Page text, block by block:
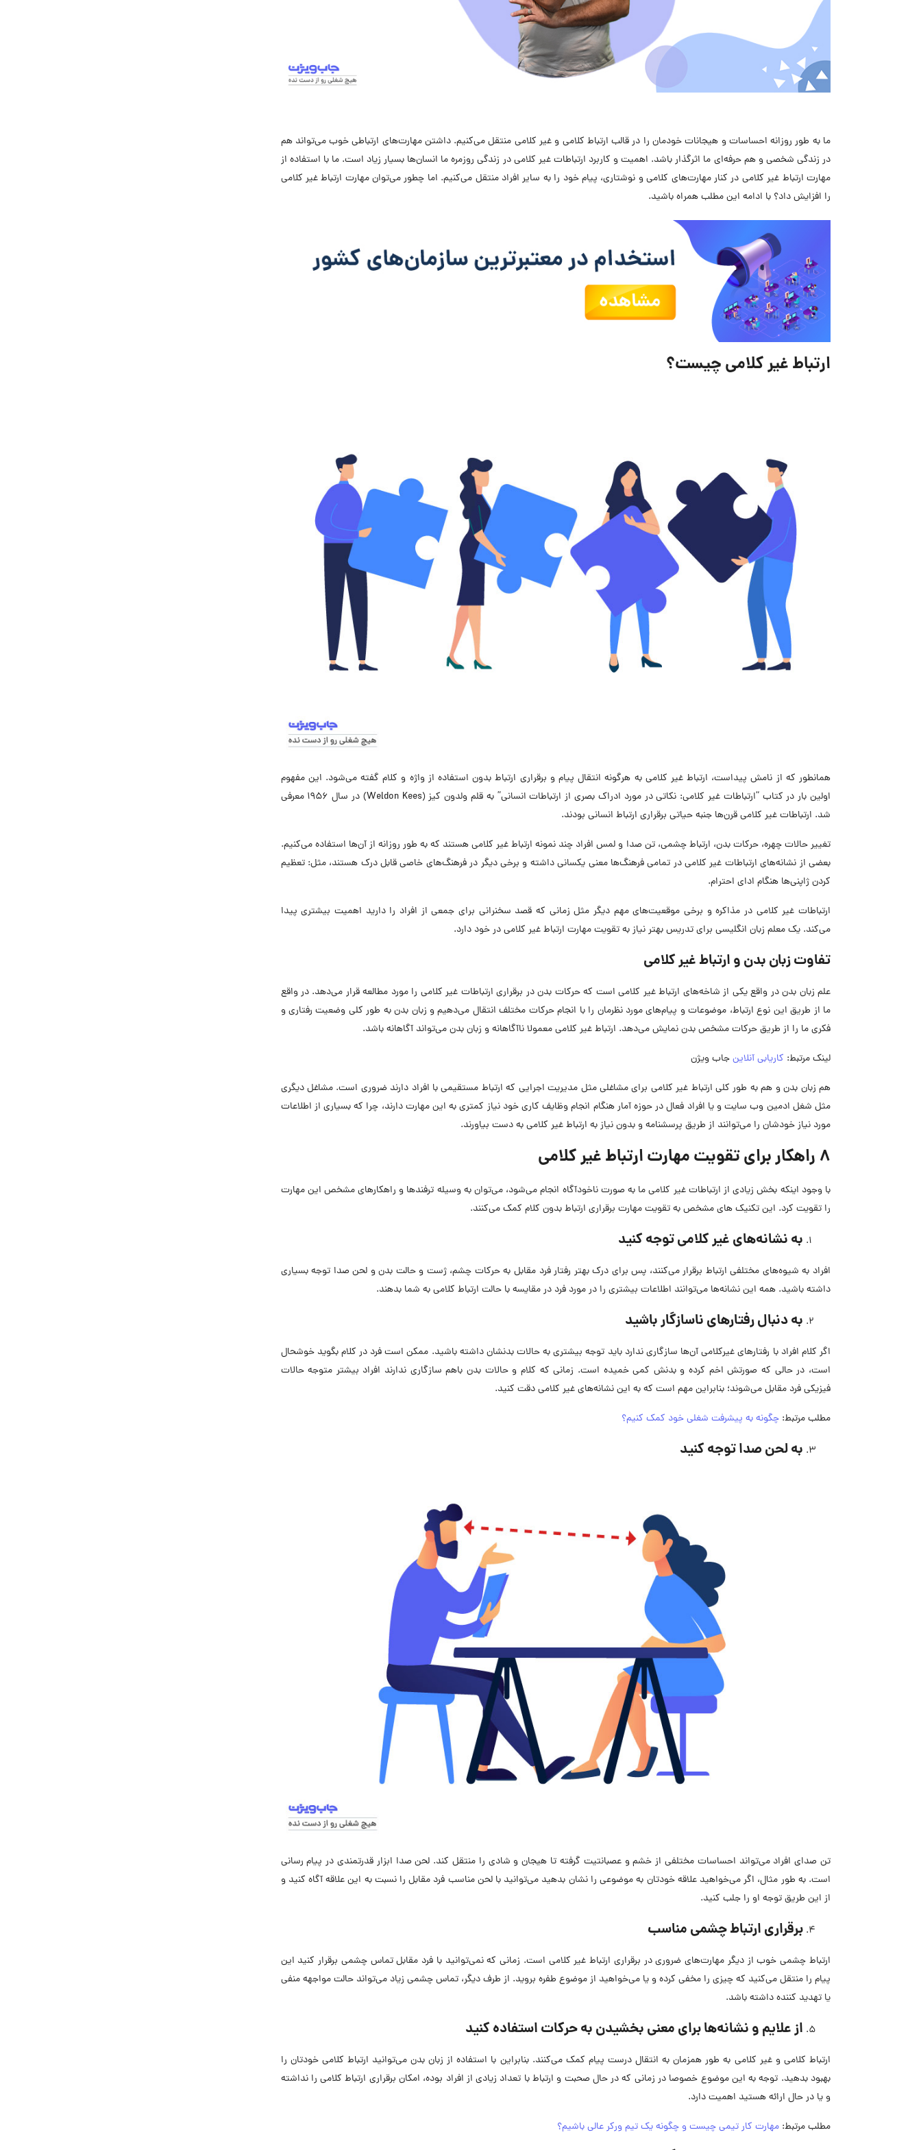
ما به طور روزانه احساسات و هیجانات خودمان را در قالب ارتباط کلامی و غیر کلامی منتقل می‌کنیم. داشتن مهارت‌های ارتباطی خوب می‌تواند هم
در زندگی شخصی و هم حرفه‌ای ما اثرگذار باشد. اهمیت و کاربرد ارتباطات غیر کلامی در زندگی روزمره ما انسان‌ها بسیار زیاد است. ما با استفاده از
مهارت ارتباط غیر کلامی در کنار مهارت‌های کلامی و نوشتاری، پیام خود را به سایر افراد منتقل می‌کنیم. اما چطور می‌توان مهارت ارتباط غیر کلامی
را افزایش داد؟ با ادامه این مطلب همراه باشید.
ارتباط غیر کلامی چیست؟
همانطور که از نامش پیداست، ارتباط غیر کلامی به هرگونه انتقال پیام و برقراری ارتباط بدون استفاده از واژه‌ و کلام گفته می‌شود. این مفهوم
اولین بار در کتاب “ارتباطات غیر کلامی: نکاتی در مورد ادراک بصری از ارتباطات انسانی” به قلم ولدون کیز (Weldon Kees) در سال 1956 معرفی
شد. ارتباطات غیر کلامی قرن‌ها جنبه حیاتی برقراری ارتباط انسانی بودند.
تغییر حالات چهره، حرکات بدن، ارتباط چشمی، تن صدا و لمس افراد چند نمونه ارتباط غیر کلامی هستند که به طور روزانه از آن‌ها استفاده می‌کنیم.
بعضی از نشانه‌های ارتباطات غیر کلامی در تمامی فرهنگ‌ها معنی یکسانی داشته و برخی دیگر در فرهنگ‌های خاصی قابل درک هستند، مثل: تعظیم
کردن ژاپنی‌ها هنگام ادای احترام.
ارتباطات غیر کلامی در مذاکره و برخی موقعیت‌های مهم دیگر مثل زمانی که قصد سخنرانی برای جمعی از افراد را دارید اهمیت بیشتری پیدا
می‌کند. یک معلم زبان انگلیسی برای تدریس بهتر نیاز به تقویت مهارت ارتباط غیر کلامی در خود دارد.
تفاوت زبان بدن و ارتباط غیر کلامی
علم زبان بدن در واقع یکی از شاخه‌های ارتباط غیر کلامی است که حرکات بدن در برقراری ارتباطات غیر کلامی را مورد مطالعه قرار می‌دهد. در واقع
ما از طریق این نوع ارتباط، موضوعات و پیام‌های مورد نظرمان را با انجام حرکات مختلف انتقال می‌دهیم و زبان بدن به طور کلی وضعیت رفتاری و
فکری ما را از طریق حرکات مشخص بدن نمایش می‌دهد. ارتباط غیر کلامی معمولا ناآگاهانه و زبان بدن می‌تواند آگاهانه باشد.
لینک مرتبط: کاریابی آنلاینجاب ویژن
هم زبان بدن و هم به طور کلی ارتباط غیر کلامی برای مشاغلی مثل مدیریت اجرایی که ارتباط مستقیمی با افراد دارند ضروری است. مشاغل دیگری
مثل شغل ادمین وب سایت و یا افراد فعال در حوزه آمار هنگام انجام وظایف کاری خود نیاز کمتری به این مهارت دارند، چرا که بسیاری از اطلاعات
مورد نیاز خودشان را می‌توانند از طریق پرسشنامه و بدون نیاز به ارتباط غیر کلامی به دست بیاورند.
8 راهکار برای تقویت مهارت ارتباط غیر کلامی
با وجود اینکه بخش زیادی از ارتباطات غیر کلامی ما به صورت ناخودآگاه انجام می‌شود، می‌توان به وسیله ترفندها و راهکارهای مشخص این مهارت
را تقویت کرد. این تکنیک های مشخص به تقویت مهارت برقراری ارتباط بدون کلام کمک می‌کنند.
به نشانه‌های غیر کلامی توجه کنید
افراد به شیوه‌های مختلفی ارتباط برقرار می‌کنند، پس برای درک بهتر رفتار فرد مقابل به حرکات چشم، ژست و حالت بدن و لحن صدا توجه بسیاری
داشته باشید. همه این نشانه‌ها می‌توانند اطلاعات بیشتری را در مورد فرد در مقایسه با حالت ارتباط کلامی به شما بدهند.
به دنبال رفتارهای ناسازگار باشید
اگر کلام افراد با رفتارهای غیرکلامی آن‌ها سازگاری ندارد باید توجه بیشتری به حالات بدنشان داشته باشید. ممکن است فرد در کلام بگوید خوشحال
است، در حالی که صورتش اخم کرده و بدنش کمی خمیده است. زمانی که کلام و حالات بدن باهم سازگاری ندارند افراد بیشتر متوجه حالات
فیزیکی فرد مقابل می‌شوند؛ بنابراین مهم است که به این نشانه‌های غیر کلامی دقت کنید.
مطلب مرتبط: چگونه به پیشرفت شغلی خود کمک کنیم؟
به لحن صدا توجه کنید
تن صدای افراد می‌تواند احساسات مختلفی از خشم و عصبانتیت گرفته تا هیجان و شادی را منتقل کند. لحن صدا ابزار قدرتمندی در پیام رسانی
است. به طور مثال، اگر می‌خواهید علاقه خودتان به موضوعی را نشان بدهید می‌توانید با لحن مناسب فرد مقابل را نسبت به این علاقه آگاه کنید و
از این طریق توجه او را جلب کنید.
برقراری ارتباط چشمی مناسب
ارتباط چشمی خوب از دیگر مهارت‌های ضروری در برقراری ارتباط غیر کلامی است. زمانی که نمی‌توانید با فرد مقابل تماس چشمی برقرار کنید این
پیام را منتقل می‌کنید که چیزی را مخفی کرده و یا می‌خواهید از موضوع طفره بروید. از طرف دیگر، تماس چشمی زیاد می‌تواند حالت مواجهه منفی
یا تهدید کننده داشته باشد.
از علایم و نشانه‌ها برای معنی بخشیدن به حرکات استفاده کنید
ارتباط کلامی و غیر کلامی به طور همزمان به انتقال درست پیام کمک می‌کنند. بنابراین با استفاده از زبان بدن می‌توانید ارتباط کلامی خودتان را
بهبود بدهید. توجه به این موضوع خصوصا در زمانی که در حال صحبت و ارتباط با تعداد زیادی از افراد بوده، امکان برقراری ارتباط کلامی را نداشته
و یا در حال ارائه هستید اهمیت دارد.
مطلب مرتبط: مهارت کار تیمی چیست و چگونه یک تیم ورکر عالی باشیم؟